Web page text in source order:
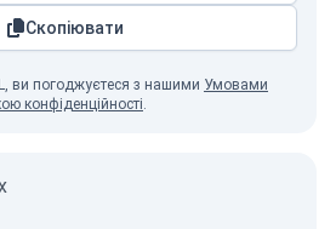
Скопіювати
ви погоджуєтеся з нашими Умовами
конфіденційності.